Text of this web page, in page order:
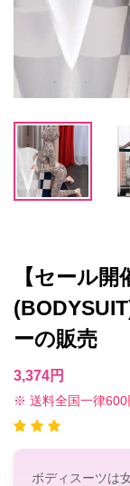
【セール
ーの販売
3,374円
※ 送料全国一律
ボディスーツは